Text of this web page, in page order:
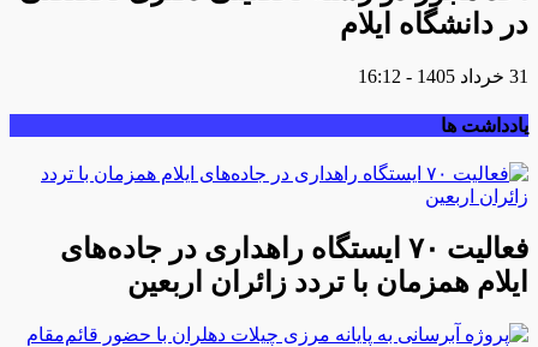
در دانشگاه ایلام
31 خرداد 1405 - 16:12
یادداشت ها
فعالیت ۷۰ ایستگاه راهداری در جاده‌های
ایلام همزمان با تردد زائران اربعین